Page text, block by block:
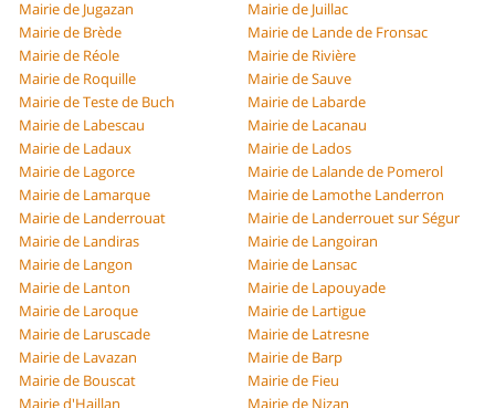
Mairie de Jugazan
Mairie de Juillac
Mairie de Brède
Mairie de Lande de Fronsac
Mairie de Réole
Mairie de Rivière
Mairie de Roquille
Mairie de Sauve
Mairie de Teste de Buch
Mairie de Labarde
Mairie de Labescau
Mairie de Lacanau
Mairie de Ladaux
Mairie de Lados
Mairie de Lagorce
Mairie de Lalande de Pomerol
Mairie de Lamarque
Mairie de Lamothe Landerron
Mairie de Landerrouat
Mairie de Landerrouet sur Ségur
Mairie de Landiras
Mairie de Langoiran
Mairie de Langon
Mairie de Lansac
Mairie de Lanton
Mairie de Lapouyade
Mairie de Laroque
Mairie de Lartigue
Mairie de Laruscade
Mairie de Latresne
Mairie de Lavazan
Mairie de Barp
Mairie de Bouscat
Mairie de Fieu